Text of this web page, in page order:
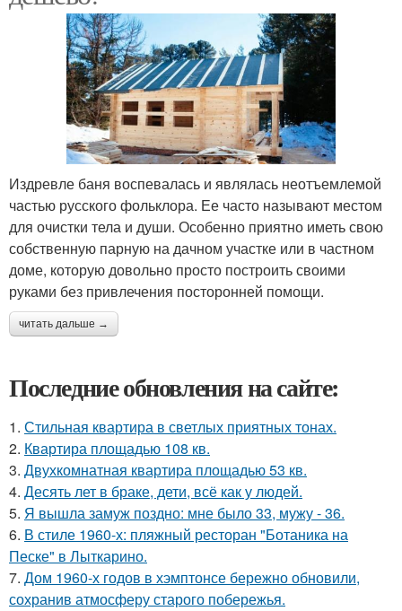
Издревле баня воспевалась и являлась неотъемлемой
частью русского фольклора. Ее часто называют местом
для очистки тела и души. Особенно приятно иметь свою
собственную парную на дачном участке или в частном
доме, которую довольно просто построить своими
руками без привлечения посторонней помощи.
читать дальше →
Последние обновления на сайте:
1. Стильная квартира в светлых приятных тонах.
2. Квартира площадью 108 кв.
3. Двухкомнатная квартира площадью 53 кв.
4. Десять лет в браке, дети, всё как у людей.
5. Я вышла замуж поздно: мне было 33, мужу - 36.
6. В стиле 1960-х: пляжный ресторан "Ботаника на
Песке" в Лыткарино.
7. Дом 1960-х годов в хэмптонсе бережно обновили,
сохранив атмосферу старого побережья.